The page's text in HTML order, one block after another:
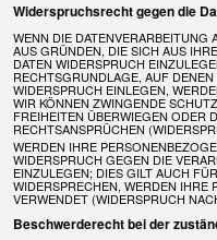
Widerspruchsrecht gegen die
WENN DIE DATENVERARBEITUNG
AUS GRÜNDEN, DIE SICH AUS
DATEN WIDERSPRUCH
RECHTSGRUNDLAGE, AUF
WIDERSPRUCH EINLEGEN,
WIR KÖNNEN ZWINGENDE
FREIHEITEN ÜBERWIEGEN ODER
RECHTSANSPRÜCHEN
WERDEN IHRE
WIDERSPRUCH GEGEN DIE
EINZULEGEN; DIES GILT AUCH
WIDERSPRECHEN, WERDEN IHRE
VERWENDET (WIDERSPRUCH
Beschwerderecht bei der